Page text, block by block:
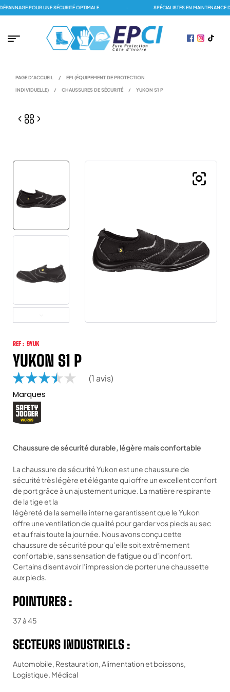
POUR UNE SÉCURITÉ OPTIMALE. SPÉCIALISTES EN MAINTENANCE
PAGE D'ACCUEIL / EPI (ÉQUIPEMENT DE PROTECTION
INDIVIDUELLE) / CHAUSSURES DE SÉCURITÉ / YUKON S1 P
REF : 9YUK
YUKON S1 P
Noté
3.00
sur 5
sur
1
on
client
(1 avis)
Marques
Chaussure de sécurité durable, légère mais confortable
La chaussure de sécurité Yukon est une chaussure de
sécurité très légère et élégante qui offre un excellent confort
de port grâce à un ajustement unique. La matière respirante
de la tige et la
légèreté de la semelle interne garantissent que le Yukon
offre une ventilation de qualité pour garder vos pieds au sec
et au frais toute la journée. Nous avons conçu cette
chaussure de sécurité pour qu’elle soit extrêmement
confortable, sans sensation de fatigue ou d’inconfort.
Certains disent avoir l’impression de porter une chaussette
aux pieds.
POINTURES :
37 à 45
SECTEURS INDUSTRIELS :
Automobile, Restauration, Alimentation et boissons,
Logistique, Médical